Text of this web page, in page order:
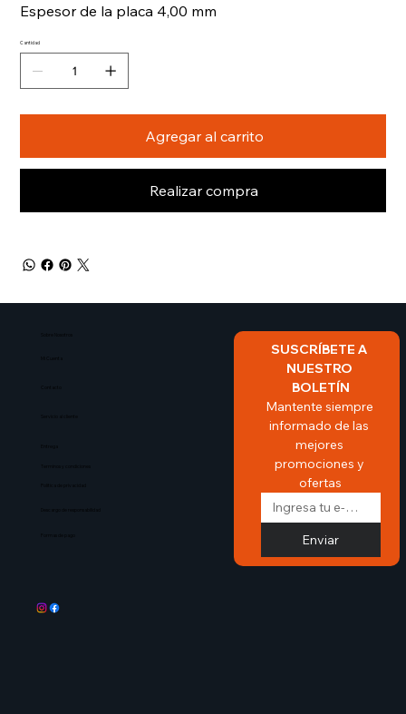
Espesor de la placa 4,00 mm
Cantidad
Agregar al carrito
Realizar compra
Mi Cuenta
Contacto
Entrega
Politica de privacidad
SUSCRÍBETE A
NUESTRO
BOLETÍN
Mantente siempre
informado de las
mejores
promociones y
ofertas
Enviar